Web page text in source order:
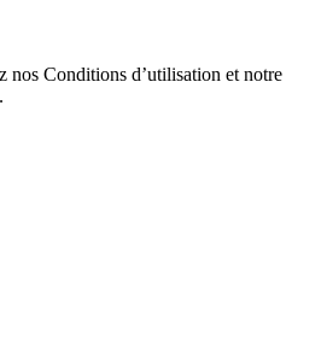
nos Conditions d’utilisation et notre